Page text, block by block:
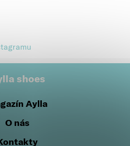
shoes
Aylla
O nás